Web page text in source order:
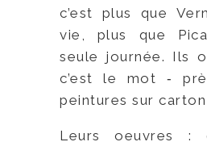
c’est plus que
vie, plus que
seule journée. Ils
c’est le mot ‑
peintures sur
Leurs oeuvres :